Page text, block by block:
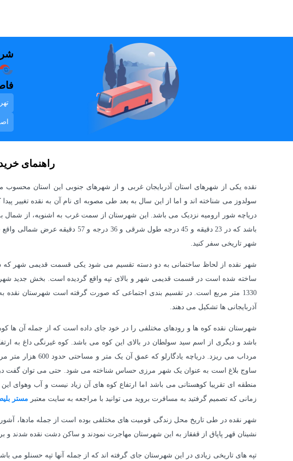
راهنمای
سولدوز می شناخته اند و اما از این سال به بعد طی مصوبه ای نام آن به نقده تغییر
باشد که در 23 دقیقه و 45 درجه طول شرقی و 36 درجه و 57 دقیقه عرض شمالی واقع شده است. یکی از راه های دسترسی به این شهر از طریق اتوبوس می باشد شما می توانید با تهیه
شهر تاریخی سفر کنید.
ساخته شده است در قسمت قدیمی شهر و بالای تپه واقع گردیده است. بخش جدید
آذربایجانی ها تشکیل می دهند.
شهرستان نقده کوه ها و رودهای مختلفی را در خود جای داده است که از جمله آن ها
مرداب می ریزد.
ساوج بلاغ است به عنوان یک شهر مرزی حساس شناخته می شود. حتی می توان گفت در
منطقه ای تقریبا کوهستانی می باشد اما ارتفاع کوه های آن زیاد نیست و آب وهوای
زمانی که تصمیم گرفتید به مسافرت بروید می توانید با مراجعه به سایت معتبر مستر
نشینان قهر پاپاق از قفقاز به این شهرستان مهاجرت نمودند و ساکن دشت نقده شدند
تپه های تاریخی زیادی در این شهرستان جای گرفته اند که از جمله آنها تپه حسنلو